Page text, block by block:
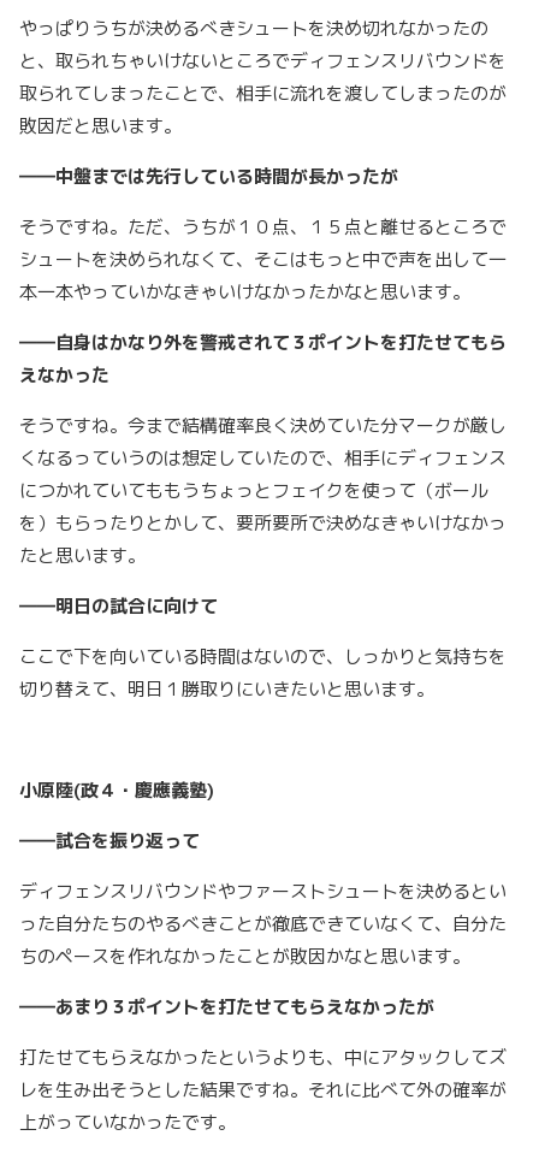
やっぱりうちが決めるべきシュートを決め切れなかったの
と、取られちゃいけないところでディフェンスリバウンドを
取られてしまったことで、相手に流れを渡してしまったのが
敗因だと思います。
――中盤までは先行している時間が長かったが
そうですね。ただ、うちが１０点、１５点と離せるところで
シュートを決められなくて、そこはもっと中で声を出して一
本一本やっていかなきゃいけなかったかなと思います。
――自身はかなり外を警戒されて３ポイントを打たせてもら
えなかった
そうですね。今まで結構確率良く決めていた分マークが厳し
くなるっていうのは想定していたので、相手にディフェンス
につかれていてももうちょっとフェイクを使って（ボール
を）もらったりとかして、要所要所で決めなきゃいけなかっ
たと思います。
――明日の試合に向けて
ここで下を向いている時間はないので、しっかりと気持ちを
切り替えて、明日１勝取りにいきたいと思います。
小原陸(政４・慶應義塾)
――試合を振り返って
ディフェンスリバウンドやファーストシュートを決めるとい
った自分たちのやるべきことが徹底できていなくて、自分た
ちのペースを作れなかったことが敗因かなと思います。
――あまり３ポイントを打たせてもらえなかったが
打たせてもらえなかったというよりも、中にアタックしてズ
レを生み出そうとした結果ですね。それに比べて外の確率が
上がっていなかったです。